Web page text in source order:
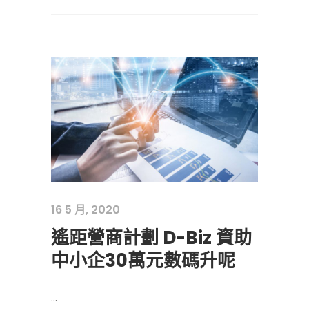
16 5 月, 2020
遙距營商計劃 D-Biz 資助
中小企30萬元數碼升呢
...